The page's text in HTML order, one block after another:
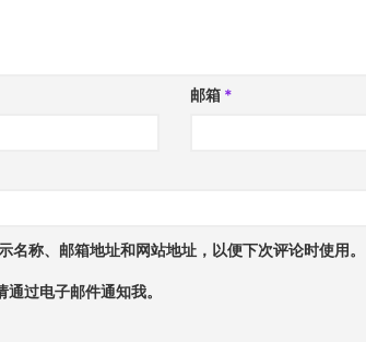
邮箱 *
名称、邮箱地址和网站地址，以便下次评论时使用。
过电子邮件通知我。